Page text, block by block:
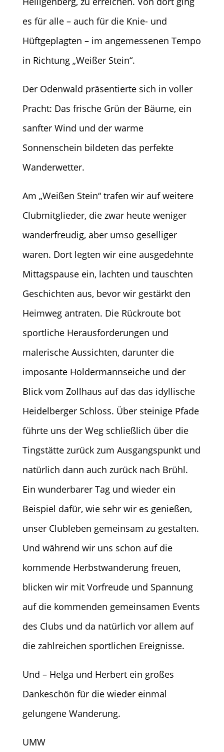
es für alle – auch für die Knie- und
Hüftgeplagten – im angemessenen Tempo
in Richtung „Weißer Stein“.
Der Odenwald präsentierte sich in voller
Pracht: Das frische Grün der Bäume, ein
sanfter Wind und der warme
Sonnenschein bildeten das perfekte
Wanderwetter.
Am „Weißen Stein“ trafen wir auf weitere
Clubmitglieder, die zwar heute weniger
wanderfreudig, aber umso geselliger
waren. Dort legten wir eine ausgedehnte
Mittagspause ein, lachten und tauschten
Geschichten aus, bevor wir gestärkt den
Heimweg antraten. Die Rückroute bot
sportliche Herausforderungen und
malerische Aussichten, darunter die
imposante Holdermannseiche und der
Blick vom Zollhaus auf das das idyllische
Heidelberger Schloss. Über steinige Pfade
führte uns der Weg schließlich über die
Tingstätte zurück zum Ausgangspunkt und
natürlich dann auch zurück nach Brühl.
Ein wunderbarer Tag und wieder ein
Beispiel dafür, wie sehr wir es genießen,
unser Clubleben gemeinsam zu gestalten.
Und während wir uns schon auf die
kommende Herbstwanderung freuen,
blicken wir mit Vorfreude und Spannung
auf die kommenden gemeinsamen Events
des Clubs und da natürlich vor allem auf
die zahlreichen sportlichen Ereignisse.
Und – Helga und Herbert ein großes
Dankeschön für die wieder einmal
gelungene Wanderung.
UMW